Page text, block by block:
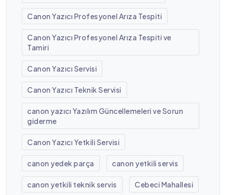
Canon Yazıcı Profesyonel Arıza Tespiti
Canon Yazıcı Profesyonel Arıza Tespiti ve
Tamiri
Canon Yazıcı Servisi
Canon Yazıcı Teknik Servisi
canon yazıcı Yazılım Güncellemeleri ve Sorun
giderme
Canon Yazıcı Yetkili Servisi
canon yedek parça canon yetkili servis
canon yetkili teknik servis Cebeci Mahallesi